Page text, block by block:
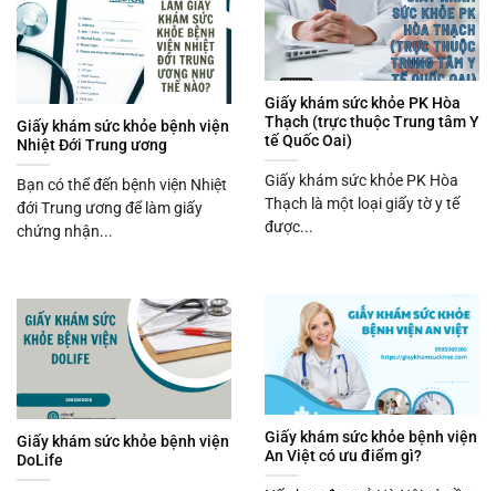
Giấy khám sức khỏe PK Hòa
Thạch (trực thuộc Trung tâm Y
tế Quốc Oai)
Giấy khám sức khỏe PK Hòa
Thạch là một loại giấy tờ y tế
được...
Giấy khám sức khỏe bệnh viện
Nhiệt Đới Trung ương
Bạn có thể đến bệnh viện Nhiệt
đới Trung ương để làm giấy
chứng nhận...
Giấy khám sức khỏe bệnh viện
An Việt có ưu điểm gì?
Giấy khám sức khỏe bệnh viện
DoLife